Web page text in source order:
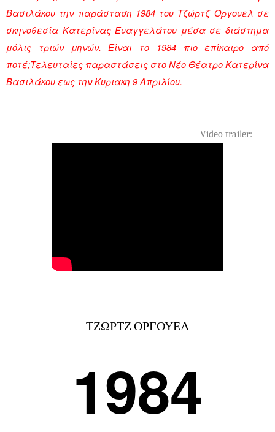
Βασιλάκου την παράσταση 1984 του Τζώρτζ Όργουελ σε
σκηνοθεσία Κατερίνας Ευαγγελάτου μέσα σε διάστημα
μόλις τριών μηνών. Είναι το 1984 πιο επίκαιρο από
ποτέ;Τελευταίες παραστάσεις στο Νέο Θέατρο Κατερίνα
Βασιλάκου εως την Κυριακη 9 Απριλίου.
Video trailer:
ΤΖΩΡΤΖ ΟΡΓΟΥΕΛ
1984